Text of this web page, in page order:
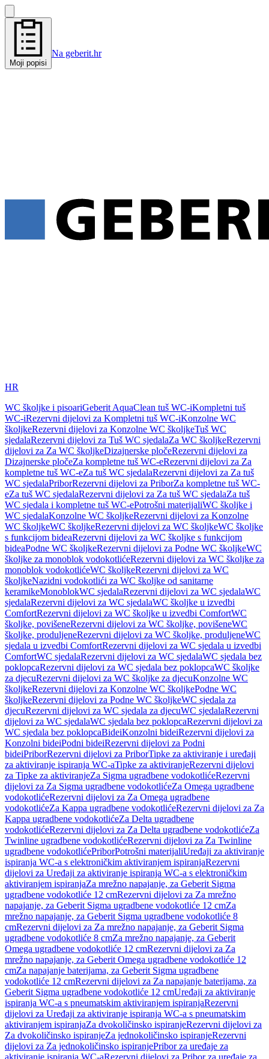
Moji popisi
Na geberit.hr
HR
WC školjke i pisoariGeberit AquaClean tuš WC-iKompletni tuš
WC-iRezervni dijelovi za Kompletni tuš WC-iKonzolne WC
školjkeRezervni dijelovi za Konzolne WC školjkeTuš WC
sjedalaRezervni dijelovi za Tuš WC sjedalaZa WC školjkeRezervni
dijelovi za Za WC školjkeDizajnerske pločeRezervni dijelovi za
Dizajnerske pločeZa kompletne tuš WC-eRezervni dijelovi za Za
kompletne tuš WC-eZa tuš WC sjedalaRezervni dijelovi za Za tuš
WC sjedalaPriborRezervni dijelovi za PriborZa kompletne tuš WC-
eZa tuš WC sjedalaRezervni dijelovi za Za tuš WC sjedalaZa tuš
WC sjedala i kompletne tuš WC-ePotrošni materijaliWC školjke i
WC sjedalaKonzolne WC školjkeRezervni dijelovi za Konzolne
WC školjkeWC školjkeRezervni dijelovi za WC školjkeWC školjke
s funkcijom bideaRezervni dijelovi za WC školjke s funkcijom
bideaPodne WC školjkeRezervni dijelovi za Podne WC školjkeWC
školjke za monoblok vodokotlićeRezervni dijelovi za WC školjke za
monoblok vodokotlićeWC školjkeRezervni dijelovi za WC
školjkeNazidni vodokotlići za WC školjke od sanitarne
keramikeMonoblokWC sjedalaRezervni dijelovi za WC sjedalaWC
sjedalaRezervni dijelovi za WC sjedalaWC školjke u izvedbi
ComfortRezervni dijelovi za WC školjke u izvedbi ComfortWC
školjke, povišeneRezervni dijelovi za WC školjke, povišeneWC
školjke, produljeneRezervni dijelovi za WC školjke, produljeneWC
sjedala u izvedbi ComfortRezervni dijelovi za WC sjedala u izvedbi
ComfortWC sjedalaRezervni dijelovi za WC sjedalaWC sjedala bez
poklopcaRezervni dijelovi za WC sjedala bez poklopcaWC školjke
za djecuRezervni dijelovi za WC školjke za djecuKonzolne WC
školjkeRezervni dijelovi za Konzolne WC školjkePodne WC
školjkeRezervni dijelovi za Podne WC školjkeWC sjedala za
djecuRezervni dijelovi za WC sjedala za djecuWC sjedalaRezervni
dijelovi za WC sjedalaWC sjedala bez poklopcaRezervni dijelovi za
WC sjedala bez poklopcaBideiKonzolni bideiRezervni dijelovi za
Konzolni bideiPodni bideiRezervni dijelovi za Podni
bideiPriborRezervni dijelovi za PriborTipke za aktiviranje i uređaji
za aktiviranje ispiranja WC-aTipke za aktiviranjeRezervni dijelovi
za Tipke za aktiviranjeZa Sigma ugradbene vodokotlićeRezervni
dijelovi za Za Sigma ugradbene vodokotlićeZa Omega ugradbene
vodokotlićeRezervni dijelovi za Za Omega ugradbene
vodokotlićeZa Kappa ugradbene vodokotlićeRezervni dijelovi za Za
Kappa ugradbene vodokotlićeZa Delta ugradbene
vodokotlićeRezervni dijelovi za Za Delta ugradbene vodokotlićeZa
Twinline ugradbene vodokotlićeRezervni dijelovi za Za Twinline
ugradbene vodokotlićePriborPotrošni materijaliUređaji za aktiviranje
ispiranja WC-a s elektroničkim aktiviranjem ispiranjaRezervni
dijelovi za Uređaji za aktiviranje ispiranja WC-a s elektroničkim
aktiviranjem ispiranjaZa mrežno napajanje, za Geberit Sigma
ugradbene vodokotliće 12 cmRezervni dijelovi za Za mrežno
napajanje, za Geberit Sigma ugradbene vodokotliće 12 cmZa
mrežno napajanje, za Geberit Sigma ugradbene vodokotliće 8
cmRezervni dijelovi za Za mrežno napajanje, za Geberit Sigma
ugradbene vodokotliće 8 cmZa mrežno napajanje, za Geberit
Omega ugradbene vodokotliće 12 cmRezervni dijelovi za Za
mrežno napajanje, za Geberit Omega ugradbene vodokotliće 12
cmZa napajanje baterijama, za Geberit Sigma ugradbene
vodokotliće 12 cmRezervni dijelovi za Za napajanje baterijama, za
Geberit Sigma ugradbene vodokotliće 12 cmUređaji za aktiviranje
ispiranja WC-a s pneumatskim aktiviranjem ispiranjaRezervni
dijelovi za Uređaji za aktiviranje ispiranja WC-a s pneumatskim
aktiviranjem ispiranjaZa dvokoličinsko ispiranjeRezervni dijelovi za
Za dvokoličinsko ispiranjeZa jednokoličinsko ispiranjeRezervni
dijelovi za Za jednokoličinsko ispiranjePribor za uređaje za
aktiviranje ispiranja WC-aRezervni dijelovi za Pribor za uređaje za